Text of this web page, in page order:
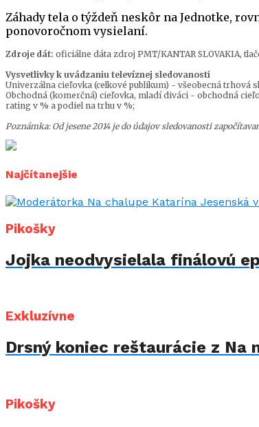
Záhady tela o týždeň neskôr na Jednotke,
ponovoročnom vysielaní.
Zdroje dát: oficiálne dáta zdroj PMT/KANTAR SLOVAKIA,
Vysvetlivky k uvádzaniu televíznej sledovanosti
Univerzálna cieľovka (celkové publikum) - všeobecná trhová
Obchodná (komerčná) cieľovka, mladí diváci - obchodná
rating v % a podiel na trhu v %;
Poznámka: Od jesene 2014 je do údajov sledovanosti
Najčítanejšie
Pikošky
Jojka neodvysielala finálovú
Exkluzívne
Drsný koniec reštaurácie z Na
Pikošky